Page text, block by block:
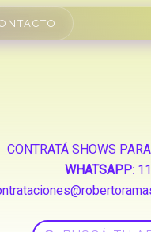
CONTRATÁ SHOWS
WHATSAPP: